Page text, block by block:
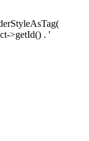
>getId() . '